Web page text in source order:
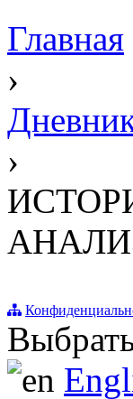
Главная
›
›